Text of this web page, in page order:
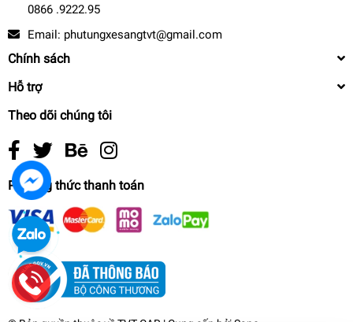
0866 .9222.95
Email: phutungxesangtvt@gmail.com
Chính sách
Hỗ trợ
Theo dõi chúng tôi
Phương thức thanh toán
0₫
undefined